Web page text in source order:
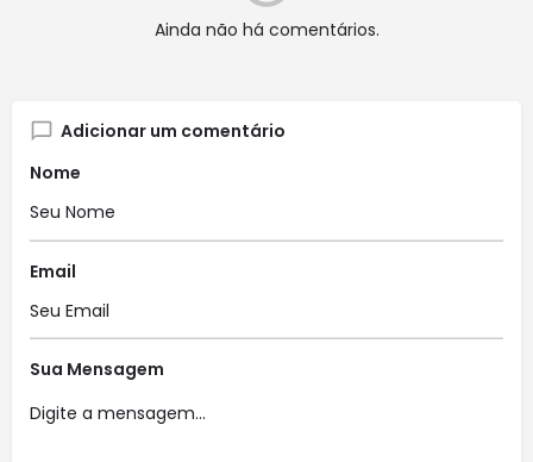
Ainda não há comentários.
Adicionar um comentário
Nome
Email
Sua Mensagem